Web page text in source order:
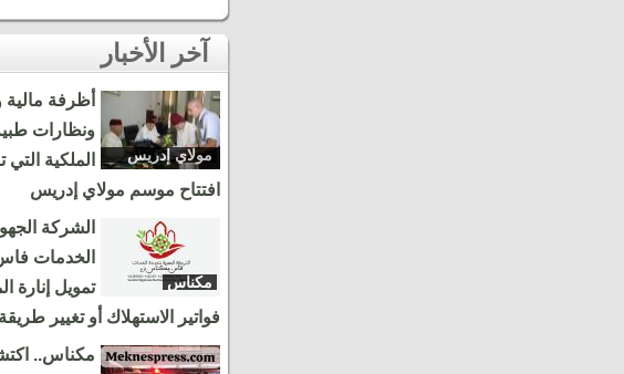
مولاي إدريس
زرهون
أظرفة
ونظارات
الملكية التي
افتتاح موسم مولاي إدريس
مكناس
الشركة
الخدمات
تمويل إنارة
فواتير الاستهلاك أو تغيير طريقة
مكناس..